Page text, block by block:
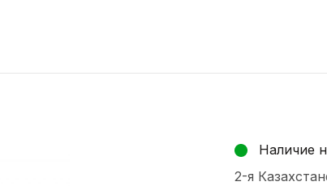
Наличие
2-я